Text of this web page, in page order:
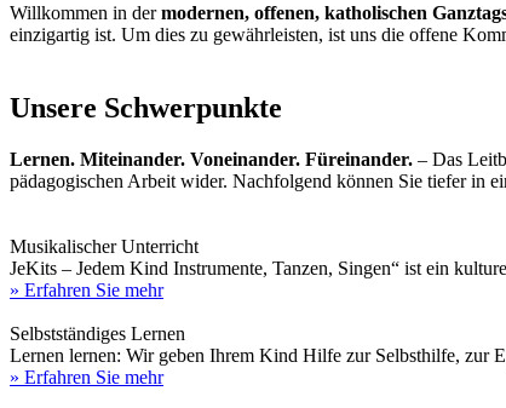
Willkommen in dermodernen, offenen, katholischen
einzigartig ist. Um dies zu gewährleisten, ist uns die offene
Unsere Schwerpunkte
Lernen. Miteinander. Voneinander. Füreinander. – Das
pädagogischen Arbeit wider. Nachfolgend können Sie tiefer in
Musikalischer Unterricht
JeKits – Jedem Kind Instrumente, Tanzen, Singen“ ist ein
» Erfahren Sie mehr
Selbstständiges Lernen
Lernen lernen: Wir geben Ihrem Kind Hilfe zur Selbsthilfe, zur
» Erfahren Sie mehr